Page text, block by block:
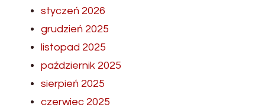
styczeń 2026
grudzień 2025
listopad 2025
październik 2025
sierpień 2025
czerwiec 2025